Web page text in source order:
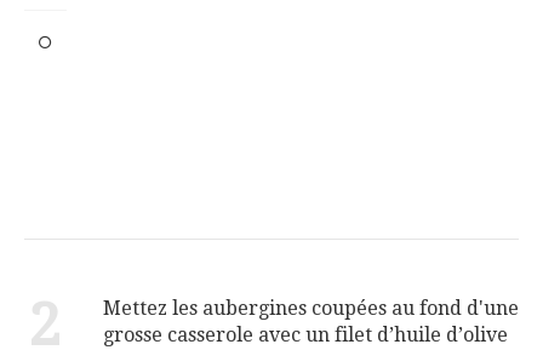
2
Mettez les aubergines coupées au fond d'une
grosse casserole avec un filet d’huile d’olive